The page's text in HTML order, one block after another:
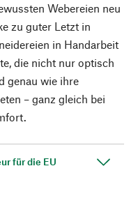
Webereien neu
zu guter Letzt in
in Handarbeit
die nicht nur optisch
genau wie ihre
– ganz gleich bei
für die EU